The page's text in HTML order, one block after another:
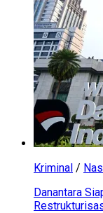
Kriminal /
Danantara